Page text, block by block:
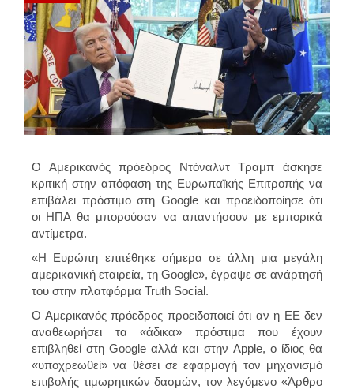
Ο Αμερικανός πρόεδρος Ντόναλντ Τραμπ άσκησε
κριτική στην απόφαση της Ευρωπαϊκής Επιτροπής να
επιβάλει πρόστιμο στη Google και προειδοποίησε ότι
οι ΗΠΑ θα μπορούσαν να απαντήσουν με εμπορικά
αντίμετρα.
«Η Ευρώπη επιτέθηκε σήμερα σε άλλη μια μεγάλη
αμερικανική εταιρεία, τη Google», έγραψε σε ανάρτησή
του στην πλατφόρμα Truth Social.
Ο Αμερικανός πρόεδρος προειδοποιεί ότι αν η ΕΕ δεν
αναθεωρήσει τα «άδικα» πρόστιμα που έχουν
επιβληθεί στη Google αλλά και στην Apple, ο ίδιος θα
«υποχρεωθεί» να θέσει σε εφαρμογή τον μηχανισμό
επιβολής τιμωρητικών δασμών, τον λεγόμενο «Άρθρο